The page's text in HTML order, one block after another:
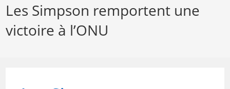
Les Simpson remportent une
victoire à l’ONU